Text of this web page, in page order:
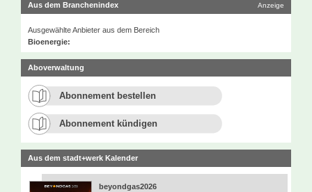
Aus dem Branchenindex Anzeige
Ausgewählte Anbieter aus dem Bereich
Bioenergie:
Aboverwaltung
Abonnement bestellen
Abonnement kündigen
Aus dem stadt+werk Kalender
beyondgas2026